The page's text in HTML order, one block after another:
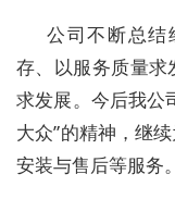
公司不断总结
存、以服务质量
求发展。今后我公
大众”的精神，继
安装与售后等服务。